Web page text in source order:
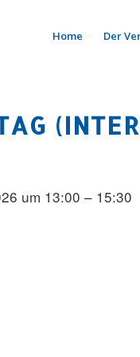
Home Der
um 13:00 – 15:30